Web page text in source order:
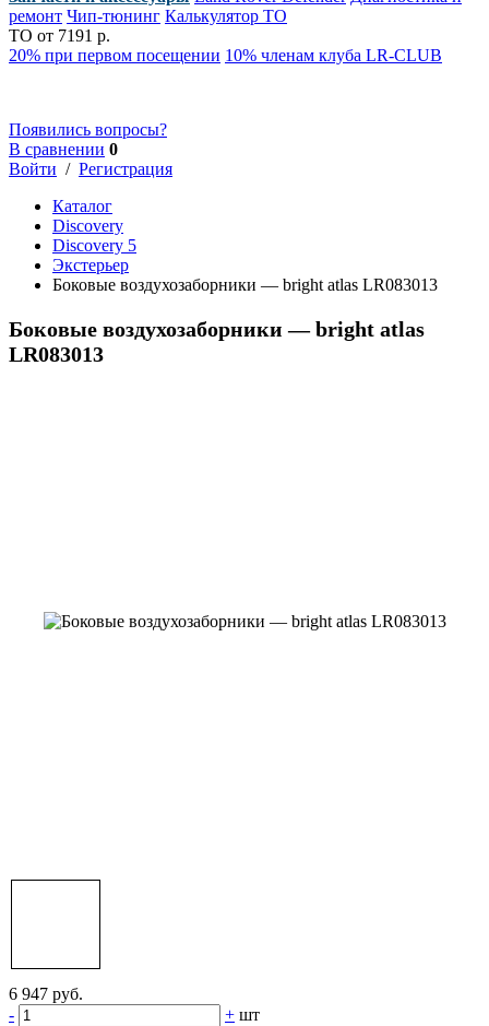
ремонт Чип-тюнинг Калькулятор ТО
ТО от 7191 р.
20% при первом посещении 10% членам клуба LR-CLUB
Появились вопросы?
В сравнении 0
Войти / Регистрация
Каталог
Discovery
Discovery 5
Экстерьер
Боковые воздухозаборники — bright atlas LR083013
Боковые воздухозаборники — bright atlas
LR083013
6 947 руб.
-
+ шт